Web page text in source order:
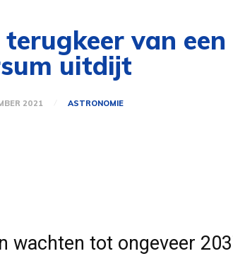
van
uitdijt
2021 ASTRONOMIE
wachten tot ongeveer